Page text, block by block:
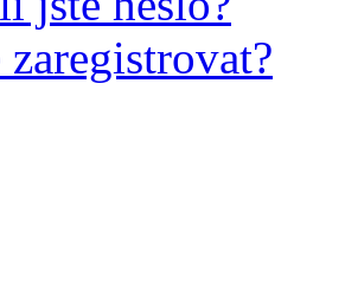
zaregistrovat?